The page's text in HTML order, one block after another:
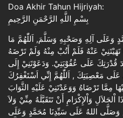
Doa Akhir Tahun Hijriyah:
بِسْمِ اللَّهِ الرَّحْمَنِ الرَّحِيمِ
وَعَلَى آلِهِ وَصَحْبِهِ وَسَلَّمَ, اَللّٰهُمَّ مَا
عَنْهُ فَلَمْ أَتُبْ مِنْهُ وَلَمْ تَرْضَهُ
عَلَى عُقُوْبَتِيْ. وَدَعَوْتَنِيْ إِلَى
عَلَى مَعْصِيَتِكَ , اَللّٰهُمَّ إِنِّي اَسْتَغْفِرُكَ
مِمَّا تَرْضَاهُ وَوَعَدْتَنِيْ عَلَيْهِ الثَّوَابَ
اْلجَلاَلِ وَاْلإِكْرَامِ أَنْ تَتَقَبَّلَهُ مِنِّيْ وَلاَ
وَصَلَّى اللهُ عَلَى سَيِّدِنَا مُحَمَّدٍ وَعَلَى